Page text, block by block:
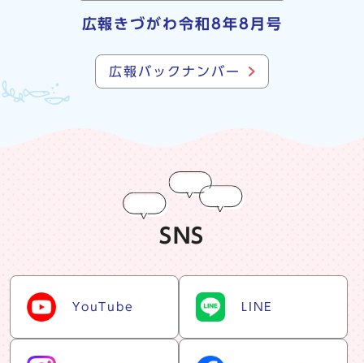
広報きづがわ令和8年8月号
広報バックナンバー
SNS
snsリスト
YouTube LINE